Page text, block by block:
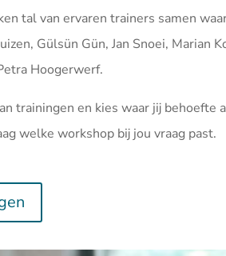
tal van ervaren trainers samen
Gülsün Gün, Jan Snoei, Marian
Hoogerwerf.
trainingen en kies waar jij behoefte
welke workshop bij jou vraag past.